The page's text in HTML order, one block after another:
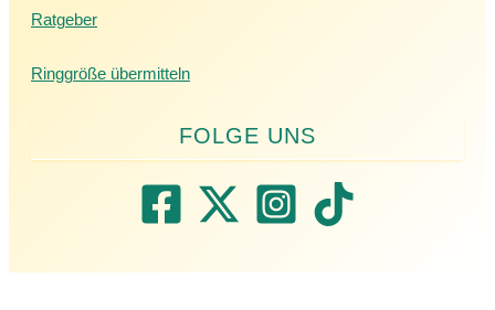
Ratgeber
Ringgröße übermitteln